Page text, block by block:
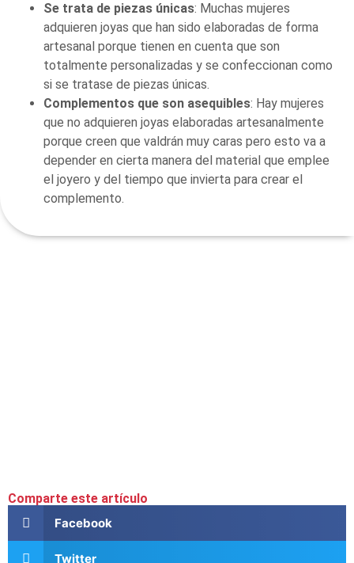
Se trata de piezas únicas: Muchas mujeres
adquieren joyas que han sido elaboradas de forma
artesanal porque tienen en cuenta que son
totalmente personalizadas y se confeccionan como
si se tratase de piezas únicas.
Complementos que son asequibles: Hay mujeres
que no adquieren joyas elaboradas artesanalmente
porque creen que valdrán muy caras pero esto va a
depender en cierta manera del material que emplee
el joyero y del tiempo que invierta para crear el
complemento.
Comparte este artículo
Facebook
Twitter